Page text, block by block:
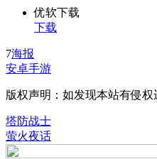
优软下载
下载
7海报
安卓手游
版权声明：如发现本站有侵权
塔防战士
萤火夜话